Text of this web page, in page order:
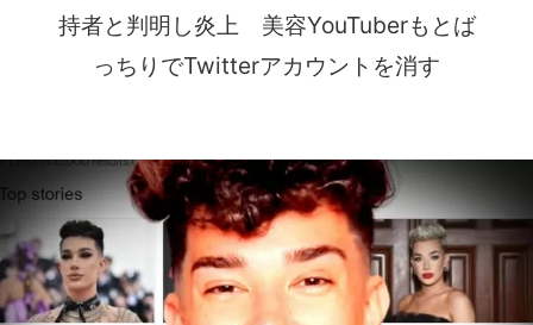
持者と判明し炎上 美容YouTuberもとば
っちりでTwitterアカウントを消す